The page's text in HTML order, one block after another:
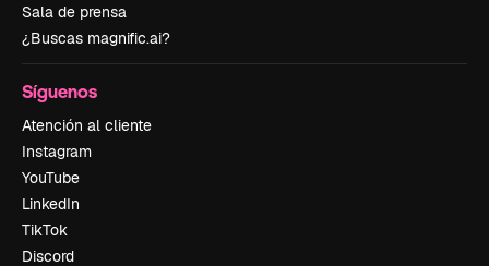
Sala de prensa
¿Buscas magnific.ai?
Síguenos
Atención al cliente
Instagram
YouTube
LinkedIn
TikTok
Discord